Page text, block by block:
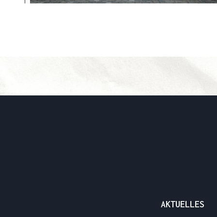
AKTUELLES